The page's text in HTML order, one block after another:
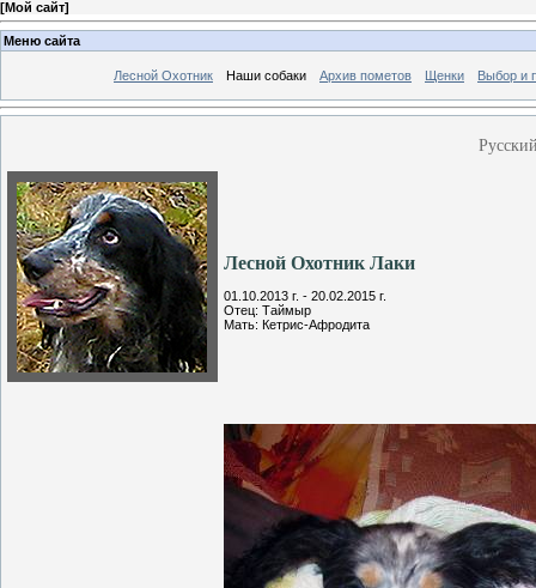
[Мой сайт]
Меню сайта
Лесной Охотник Наши собаки Архив пометов Щенки Выбор и
Лесной Охотник Лаки
01.10.2013 г. - 20.02.2015 г.
Отец: Таймыр
Мать: Кетрис-Афродита